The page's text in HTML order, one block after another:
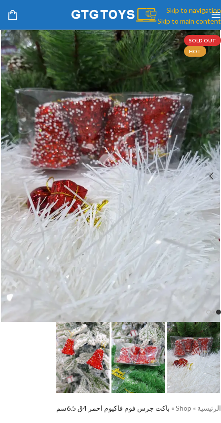
Skip to navigation
Skip to main content
SOLD OUT
HOT
الرئيسية »
Shop
» باكت جرس فوم فاكيوم احمر 4ق 6.5سم